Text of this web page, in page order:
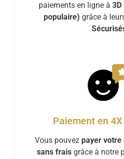
paiements en ligne à 3D
populaire) grâce à
Paiement en
Vous pouvez payer votre
sans frais grâce à notre